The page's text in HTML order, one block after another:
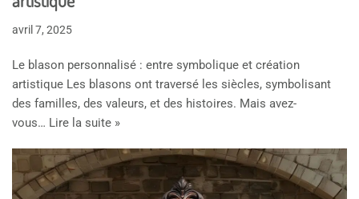
avril 7, 2025
Le blason personnalisé : entre symbolique et création
artistique Les blasons ont traversé les siècles, symbolisant
des familles, des valeurs, et des histoires. Mais avez-
vous… Lire la suite »